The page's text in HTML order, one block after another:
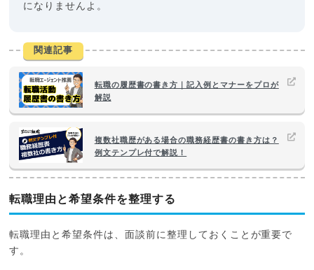
になりませんよ。
関連記事
転職の履歴書の書き方｜記入例とマナーをプロが
解説
複数社職歴がある場合の職務経歴書の書き方は？
例文テンプレ付で解説！
転職理由と希望条件を整理する
転職理由と希望条件は、面談前に整理しておくことが重要で
す。